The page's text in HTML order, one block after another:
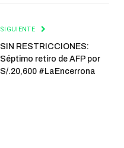
SIGUIENTE
SIN RESTRICCIONES:
Séptimo retiro de AFP por
S/.20,600 #LaEncerrona